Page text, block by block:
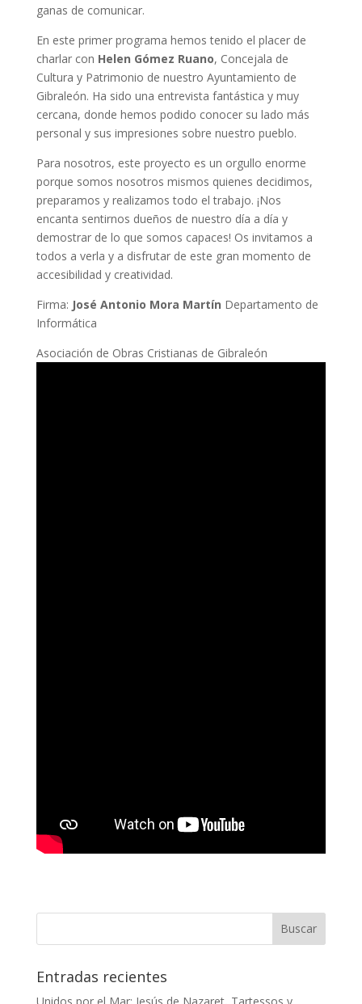
ganas de comunicar.
En este primer programa hemos tenido el placer de
charlar con Helen Gómez Ruano, Concejala de
Cultura y Patrimonio de nuestro Ayuntamiento de
Gibraleón. Ha sido una entrevista fantástica y muy
cercana, donde hemos podido conocer su lado más
personal y sus impresiones sobre nuestro pueblo.
Para nosotros, este proyecto es un orgullo enorme
porque somos nosotros mismos quienes decidimos,
preparamos y realizamos todo el trabajo. ¡Nos
encanta sentirnos dueños de nuestro día a día y
demostrar de lo que somos capaces! Os invitamos a
todos a verla y a disfrutar de este gran momento de
accesibilidad y creatividad.
Firma: José Antonio Mora Martín Departamento de
Informática
Asociación de Obras Cristianas de Gibraleón
Entradas recientes
Unidos por el Mar: Jesús de Nazaret, Tartessos y